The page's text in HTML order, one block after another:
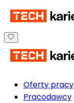
Oferty pracy
Pracodawcy